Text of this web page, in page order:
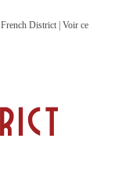
District | Voir ce